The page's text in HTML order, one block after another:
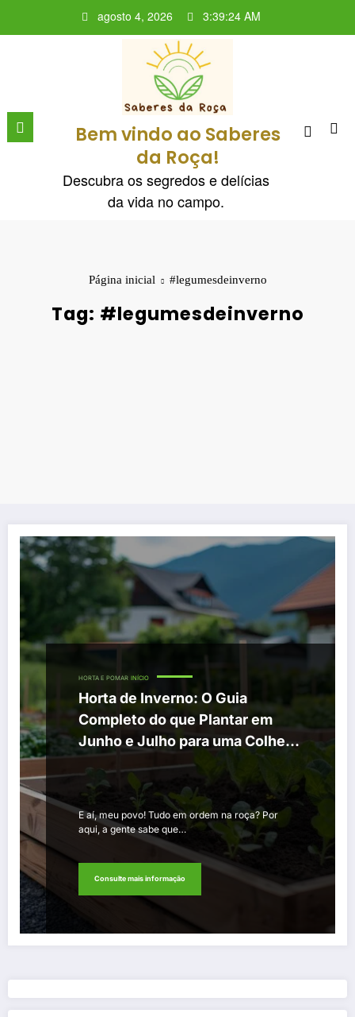
o
agosto 4, 2026 3:39:24 AM
Bem vindo ao Saberes
da Roça!
Descubra os segredos e delícias
da vida no campo.
Página inicial #legumesdeinverno
Tag: #legumesdeinverno
HORTA E POMAR INÍCIO
Horta de Inverno: O Guia
Completo do que Plantar em
Junho e Julho para uma Colheita
Farta na Primavera
E aí, meu povo! Tudo em ordem na roça? Por
aqui, a gente sabe que…
Consulte mais informação